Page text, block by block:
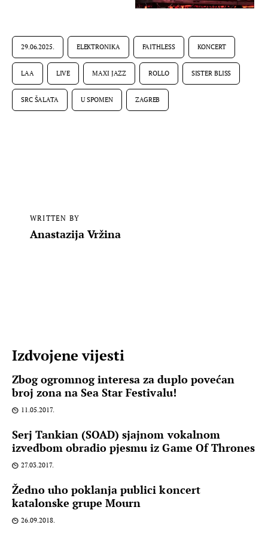
29.06.2025. ELEKTRONIKA FAITHLESS KONCERT
LAA LIVE MAXI JAZZ ROLLO SISTER BLISS
SRC ŠALATA U SPOMEN ZAGREB
WRITTEN BY
Anastazija Vržina
Izdvojene vijesti
Zbog ogromnog interesa za duplo povećan
broj zona na Sea Star Festivalu!
11.05.2017.
Serj Tankian (SOAD) sjajnom vokalnom
izvedbom obradio pjesmu iz Game Of Thrones
27.03.2017.
Žedno uho poklanja publici koncert
katalonske grupe Mourn
26.09.2018.